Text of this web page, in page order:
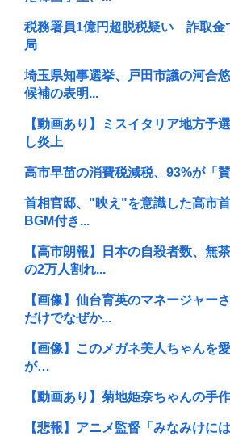
税務署員1億円超脱税疑い 詐取金
局
埼玉県知事選挙、戸田市議の河合
候補の表明...
【動画あり】ミスイタリア地方予
し炎上
高市早苗の消費税減税、93%が「
首相官邸、"映え"を意識した高市
BGM付き...
【高市朗報】日本の自殺者数、無
の2万人割れ...
【画像】仙台育英のマネージャー
だけでなぜか...
【画像】このメガネ美人ちゃんを
が…
【動画あり】菊地姫奈ちゃんの手
【悲報】アニメ監督「みなみけに